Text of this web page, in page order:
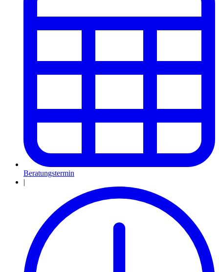
Beratungstermin
|